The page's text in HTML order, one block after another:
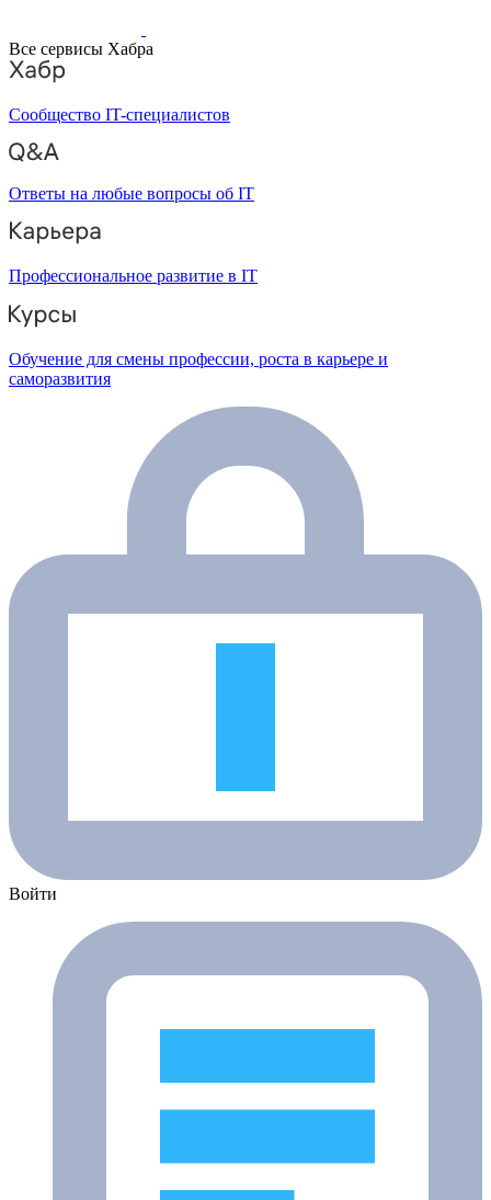
Все сервисы Хабра
Сообщество IT-специалистов
Ответы на любые вопросы об IT
Профессиональное развитие в IT
Обучение для смены профессии, роста в карьере и
саморазвития
Войти